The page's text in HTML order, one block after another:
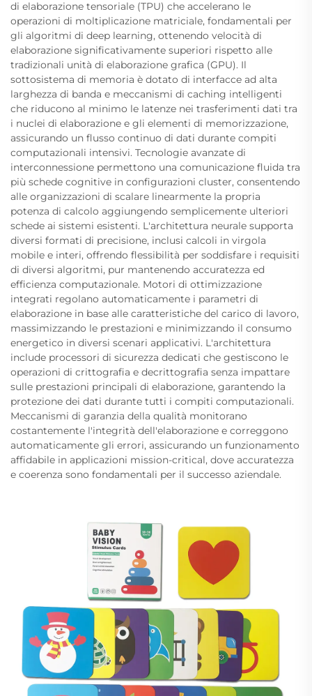
di elaborazione tensoriale (TPU) che accelerano le
operazioni di moltiplicazione matriciale, fondamentali per
gli algoritmi di deep learning, ottenendo velocità di
elaborazione significativamente superiori rispetto alle
tradizionali unità di elaborazione grafica (GPU). Il
sottosistema di memoria è dotato di interfacce ad alta
larghezza di banda e meccanismi di caching intelligenti
che riducono al minimo le latenze nei trasferimenti dati tra
i nuclei di elaborazione e gli elementi di memorizzazione,
assicurando un flusso continuo di dati durante compiti
computazionali intensivi. Tecnologie avanzate di
interconnessione permettono una comunicazione fluida tra
più schede cognitive in configurazioni cluster, consentendo
alle organizzazioni di scalare linearmente la propria
potenza di calcolo aggiungendo semplicemente ulteriori
schede ai sistemi esistenti. L'architettura neurale supporta
diversi formati di precisione, inclusi calcoli in virgola
mobile e interi, offrendo flessibilità per soddisfare i requisiti
di diversi algoritmi, pur mantenendo accuratezza ed
efficienza computazionale. Motori di ottimizzazione
integrati regolano automaticamente i parametri di
elaborazione in base alle caratteristiche del carico di lavoro,
massimizzando le prestazioni e minimizzando il consumo
energetico in diversi scenari applicativi. L'architettura
include processori di sicurezza dedicati che gestiscono le
operazioni di crittografia e decrittografia senza impattare
sulle prestazioni principali di elaborazione, garantendo la
protezione dei dati durante tutti i compiti computazionali.
Meccanismi di garanzia della qualità monitorano
costantemente l'integrità dell'elaborazione e correggono
automaticamente gli errori, assicurando un funzionamento
affidabile in applicazioni mission-critical, dove accuratezza
e coerenza sono fondamentali per il successo aziendale.